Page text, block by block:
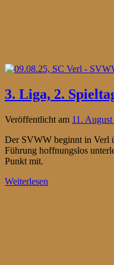
3. Liga, 2.
Veröffentlicht am 11.
Der SVWW beginnt in Verl
Führung hoffnungslos
Punkt mit.
Weiterlesen